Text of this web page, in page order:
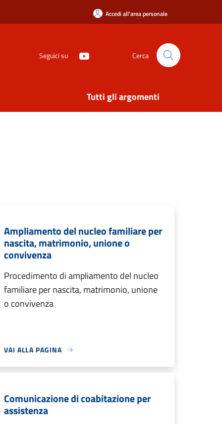
Accedi all'area personale
Seguici su Cerca
Tutti gli argomenti
Ampliamento del nucleo familiare per
nascita, matrimonio, unione o
convivenza
Procedimento di ampliamento del nucleo
familiare per nascita, matrimonio, unione
o convivenza
VAI ALLA PAGINA
Comunicazione di coabitazione per
assistenza